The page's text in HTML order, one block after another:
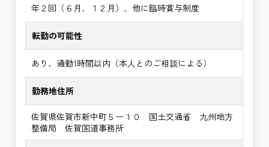
年２回（６月、１２月）、他に臨時賞与制度
転勤の可能性
あり、通勤1時間以内（本人とのご相談による）
勤務地住所
佐賀県佐賀市新中町５ー１０ 国土交通省 九州地方
整備局 佐賀国道事務所